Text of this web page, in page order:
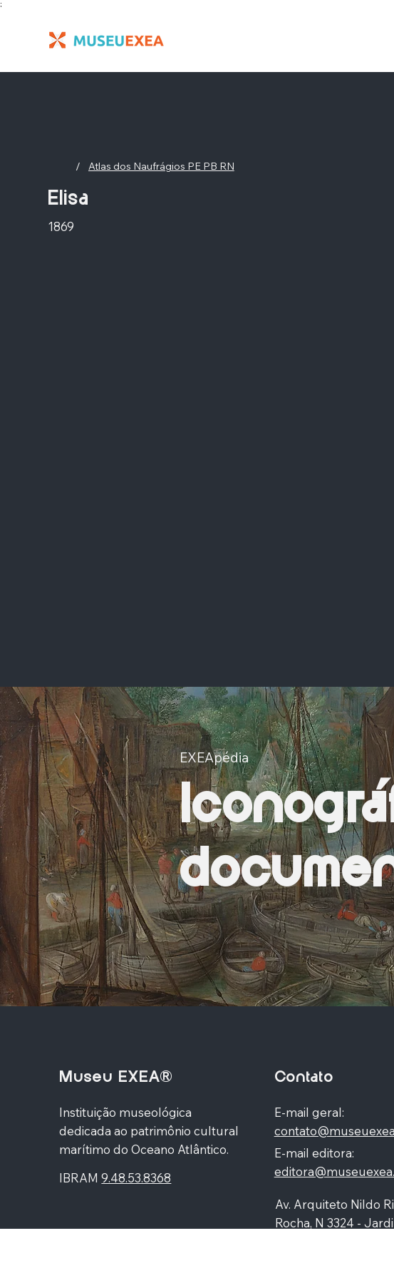
;
/ Atlas dos Naufrágios PE PB RN
Elisa
1869
EXEApédia
Museu EXEA®
Instituição museológica
dedicada ao patrimônio cultural
marítimo do Oceano Atlântico.
IBRAM9.48.53.8368
Contato
E-mail geral:
E-mail editora:
Av. Arquiteto Nildo
Rocha, N 3324 -